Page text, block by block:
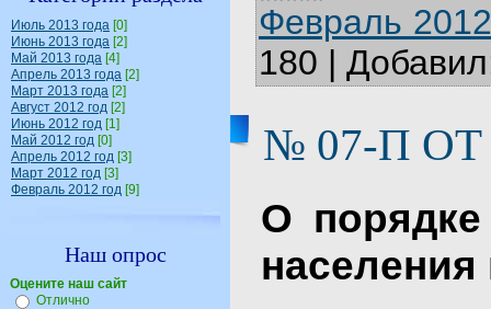
Июль 2013 года [0]
Июнь 2013 года [2]
Май 2013 года [4]
Апрель 2013 года [2]
Март 2013 года [2]
Август 2012 год [2]
Июнь 2012 год [1]
Май 2012 год [0]
Апрель 2012 год [3]
Март 2012 год [3]
Февраль 2012 год [9]
Наш опрос
Оцените наш сайт
Отлично
Февраль
180 |
№ 07-П ОТ
О порядке
населения